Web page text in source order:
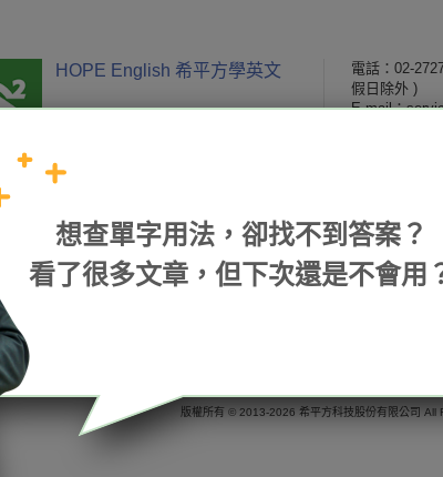
HOPE English 希平方學英文 電話：02-
假日除外 )
E-mail：
精選影片
每日片語
專欄教學
版權所有 © 2013-2026 希平方科技股份有限公司 All
想查單字用法，卻找不到答案？
看了很多文章，但下次還是不會用